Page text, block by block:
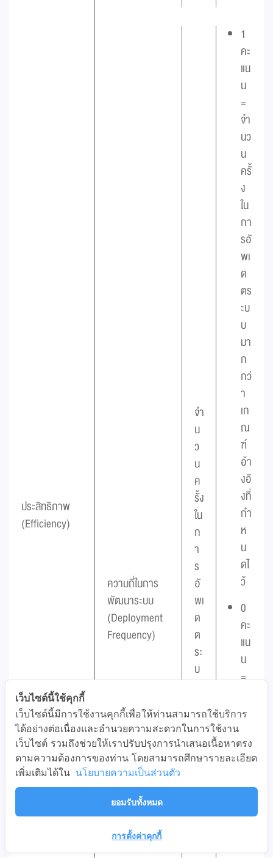
ประสิทธิภาพ
(Efficiency)
ความถี่ในการ
พัฒนาระบบ
(Deployment
Frequency)
จำ
น
ว
น
ค
รั้ง
ใน
ก
า
ร
อั
พเ
ด
ต
ระ
บ
น่
ว
ย
ล
1
คะ
แน
น
=
จำ
นว
น
ครั้
ง
ใน
กา
รอั
พเ
ด
ตร
ะบ
บ
มา
ก
กว่
า
เก
ณ
ฑ์
อ้า
งอิ
งที่
กำ
ห
น
ดไ
ว้
0
คะ
แน
น
=
นว
ครั้
ง
รอั
เว็บไซต์นี้ใช้คุกกี้
เว็บไซต์นี้มีการใช้งานคุกกี้เพื่อให้ท่านสามารถใช้บริการ
ได้อย่างต่อเนื่องและอำนวยความสะดวกในการใช้งาน
เว็บไซต์ รวมถึงช่วยให้เราปรับปรุงการนำเสนอเนื้อหาตรง
ตามความต้องการของท่าน โดยสามารถศึกษารายละเอียด
เพิ่มเติมได้ใน นโยบายความเป็นส่วนตัว
ยอมรับทั้งหมด
การตั้งค่าคุกกี้